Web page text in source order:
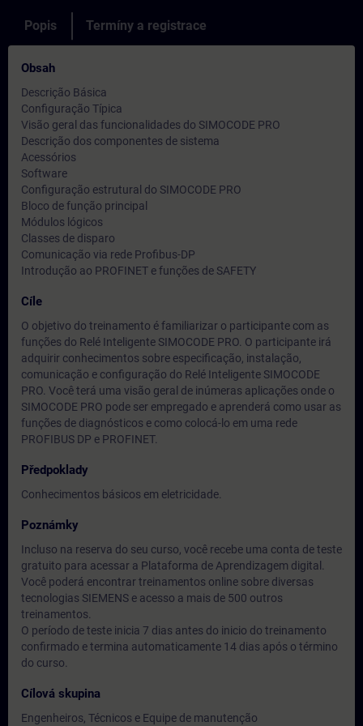
Popis Termíny a registrace
Obsah
Descrição Básica
Configuração Típica
Visão geral das funcionalidades do SIMOCODE PRO
Descrição dos componentes de sistema
Acessórios
Software
Configuração estrutural do SIMOCODE PRO
Bloco de função principal
Módulos lógicos
Classes de disparo
Comunicação via rede Profibus-DP
Introdução ao PROFINET e funções de SAFETY
Cíle
O objetivo do treinamento é familiarizar o participante com as
funções do Relé Inteligente SIMOCODE PRO. O participante irá
adquirir conhecimentos sobre especificação, instalação,
comunicação e configuração do Relé Inteligente SIMOCODE
PRO. Você terá uma visão geral de inúmeras aplicações onde o
SIMOCODE PRO pode ser empregado e aprenderá como usar as
funções de diagnósticos e como colocá-lo em uma rede
PROFIBUS DP e PROFINET.
Předpoklady
Conhecimentos básicos em eletricidade.
Poznámky
Incluso na reserva do seu curso, você recebe uma conta de teste
gratuito para acessar a Plataforma de Aprendizagem digital.
Você poderá encontrar treinamentos online sobre diversas
tecnologias SIEMENS e acesso a mais de 500 outros
treinamentos.
O período de teste inicia 7 dias antes do inicio do treinamento
confirmado e termina automaticamente 14 dias após o término
do curso.
Cílová skupina
Engenheiros, Técnicos e Equipe de manutenção